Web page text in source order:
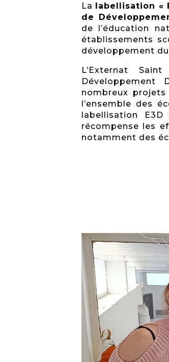
La labellisation «
de
de l’éducation
établissements
développement
L’Externat
Développement
nombreux
l’ensemble des
labellisation
récompense les
notamment des